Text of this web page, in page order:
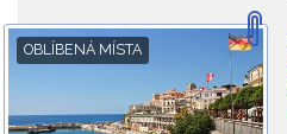
OBLÍBENÁ MÍSTA